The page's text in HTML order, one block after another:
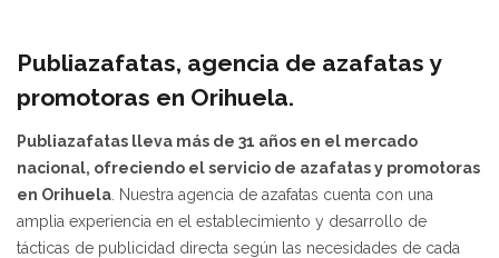
Publiazafatas, agencia de azafatas y
promotoras en Orihuela.
Publiazafatas lleva más de 31 años en el mercado
nacional, ofreciendo el servicio de azafatas y promotoras
en Orihuela . Nuestra agencia de azafatas cuenta con una
amplia experiencia en el establecimiento y desarrollo de
tácticas de publicidad directa según las necesidades de cada